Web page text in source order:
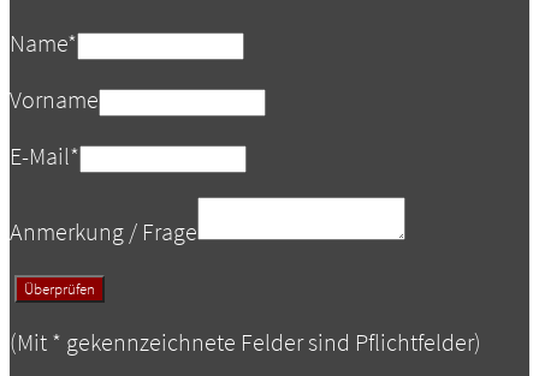
Name*
Vorname
E-Mail*
Anmerkung / Frage
(Mit * gekennzeichnete Felder sind Pflichtfelder)